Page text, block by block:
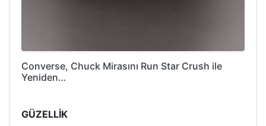
Converse, Chuck Mirasını Run Star Crush ile
Yeniden…
GÜZELLİK